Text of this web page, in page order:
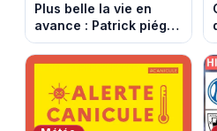
Plus belle la vie en
avance : Patrick piégé
par la DGSE. Episode
du 11 août 2026